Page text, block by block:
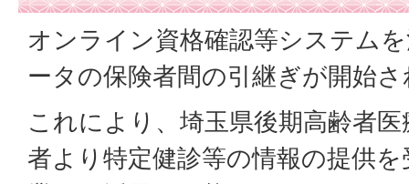
オンライン資格確認等システム
ータの保険者間の引継ぎが開始
これにより、埼玉県後期高齢者
者より特定健診等の情報の提供